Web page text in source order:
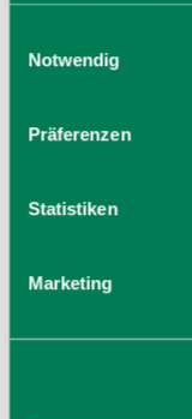
Cookies, wenn Sie
Notwendig
Präferenzen
Statistiken
Marketing